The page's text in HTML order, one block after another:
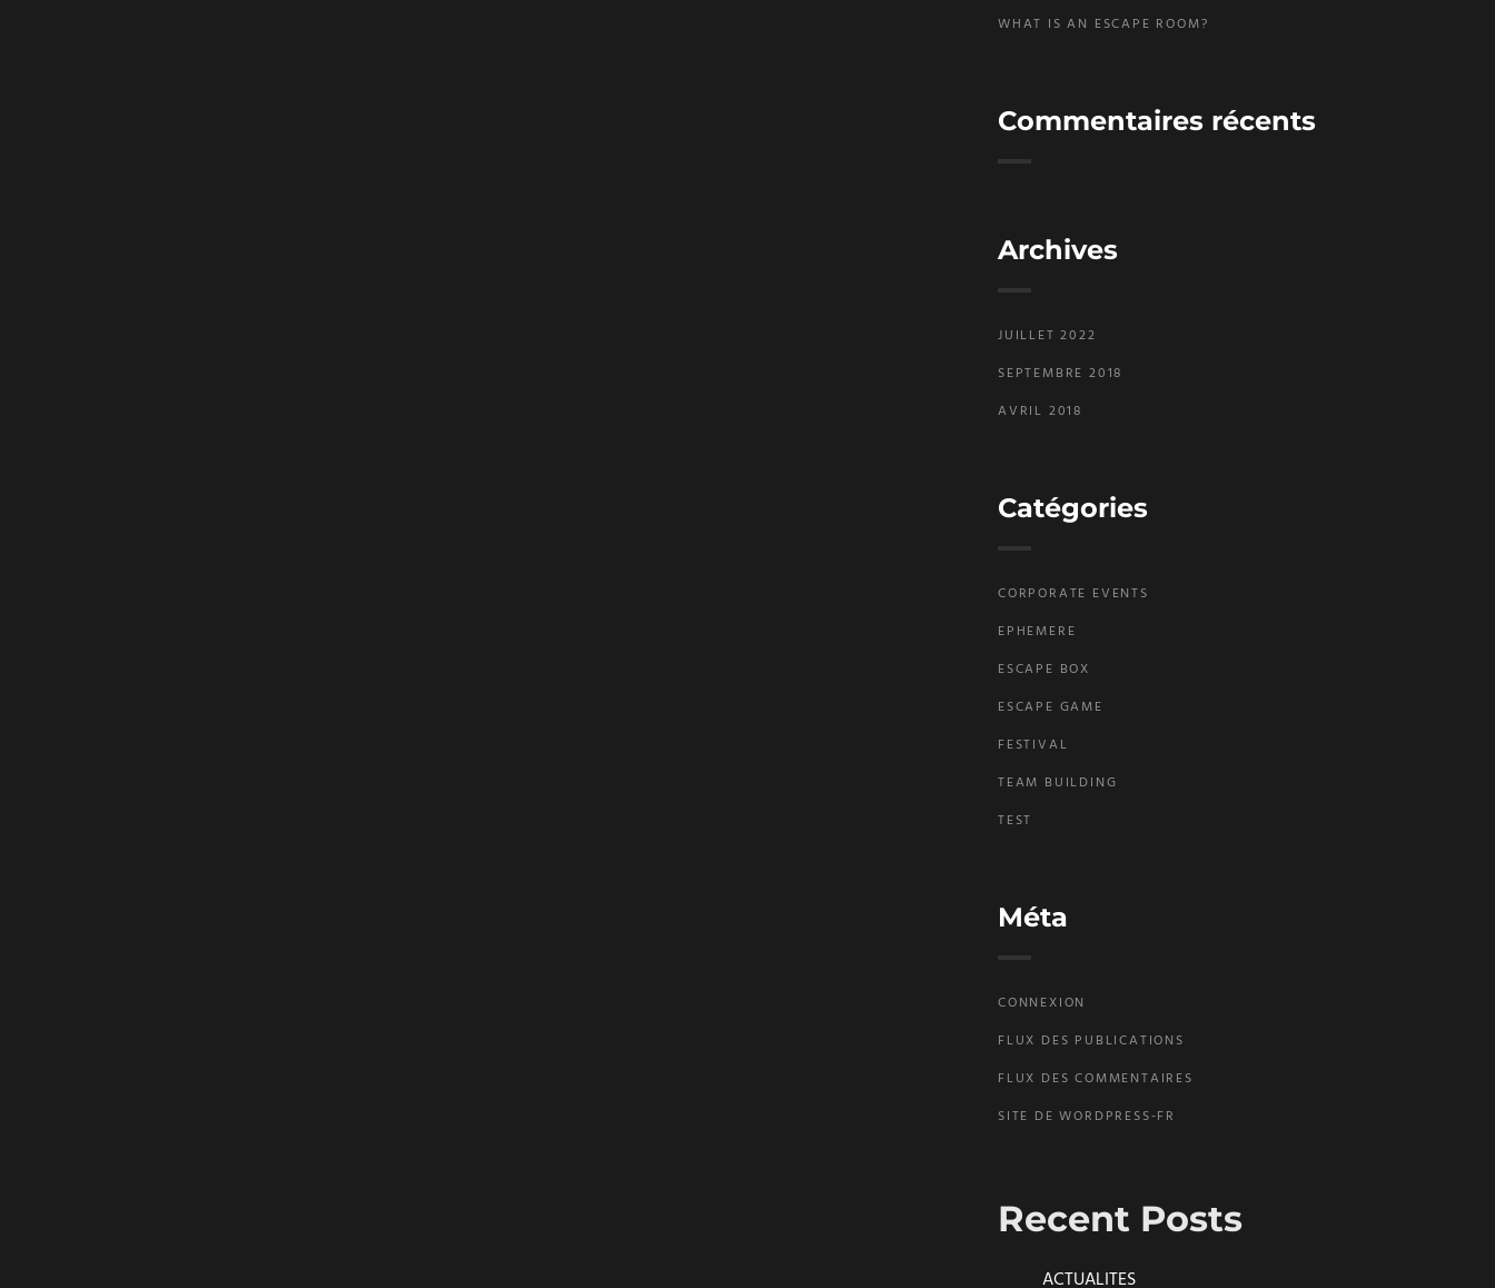
WHAT IS AN ESCAPE ROOM?
Commentaires récents
Archives
JUILLET 2022
SEPTEMBRE 2018
AVRIL 2018
Catégories
CORPORATE EVENTS
EPHEMERE
ESCAPE BOX
ESCAPE GAME
FESTIVAL
TEAM BUILDING
TEST
Méta
CONNEXION
FLUX DES PUBLICATIONS
FLUX DES COMMENTAIRES
SITE DE WORDPRESS-FR
Recent Posts
ACTUALITES